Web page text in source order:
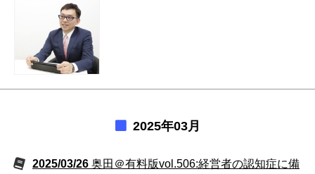
2025年03月
2025/03/26 奥田＠有料版vol.506:経営者の認知症に備